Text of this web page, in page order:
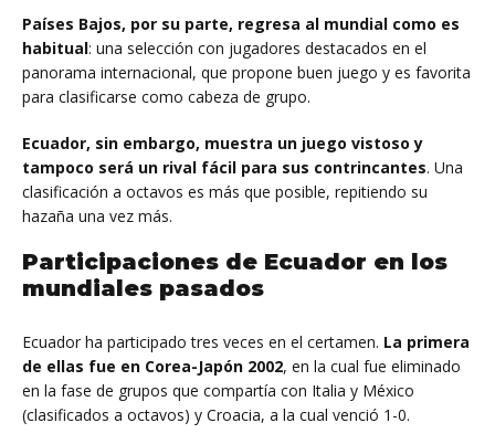
Países Bajos, por su parte, regresa al mundial como es
habitual: una selección con jugadores destacados en el
panorama internacional, que propone buen juego y es favorita
para clasificarse como cabeza de grupo.
Ecuador, sin embargo, muestra un juego vistoso y
tampoco será un rival fácil para sus contrincantes. Una
clasificación a octavos es más que posible, repitiendo su
hazaña una vez más.
Participaciones de Ecuador en los
mundiales pasados
Ecuador ha participado tres veces en el certamen. La primera
de ellas fue en Corea-Japón 2002, en la cual fue eliminado
en la fase de grupos que compartía con Italia y México
(clasificados a octavos) y Croacia, a la cual venció 1-0.